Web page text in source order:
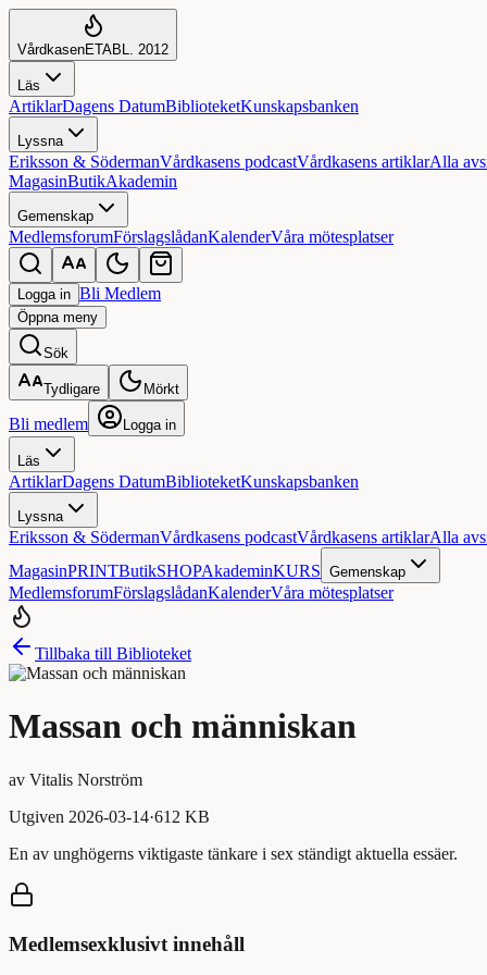
VårdkasenETABL. 2012
Läs
ArtiklarDagens DatumBiblioteketKunskapsbanken
Lyssna
Eriksson & SödermanVårdkasens podcastVårdkasens artiklarAlla
MagasinButikAkademin
Gemenskap
MedlemsforumFörslagslådanKalenderVåra mötesplatser
Logga in Bli Medlem
Öppnameny
Sök
Tydligare Mörkt
Bli medlem Logga in
Läs
ArtiklarDagens DatumBiblioteketKunskapsbanken
Lyssna
Eriksson & SödermanVårdkasens podcastVårdkasens artiklarAlla
MagasinPRINTButikSHOPAkademinKURS Gemenskap
MedlemsforumFörslagslådanKalenderVåra mötesplatser
Tillbaka till Biblioteket
Massan och människan
av Vitalis Norström
Utgiven 2026-03-14·612 KB
En av unghögerns viktigaste tänkare i sex ständigt aktuella essäer.
Medlemsexklusivt innehåll